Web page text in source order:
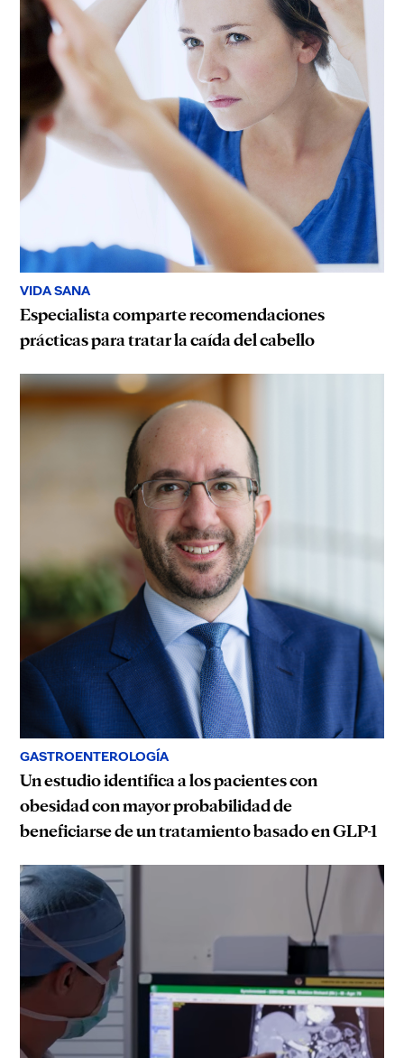
VIDA SANA
Especialista comparte recomendaciones
prácticas para tratar la caída del cabello
GASTROENTEROLOGÍA
Un estudio identifica a los pacientes con
obesidad con mayor probabilidad de
beneficiarse de un tratamiento basado en GLP-1